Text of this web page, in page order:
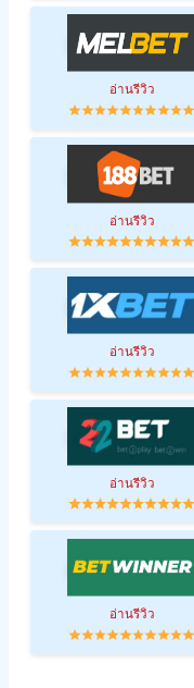
อ่านรีวิว
อ่านรีวิว
อ่านรีวิว
อ่านรีวิว
อ่านรีวิว